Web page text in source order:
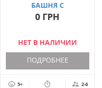
БАШНЯ С
ПРИВИДЕНИЯМИ
0 ГРН
НЕТ В НАЛИЧИИ
ПОДРОБНЕЕ
5+ 2-6